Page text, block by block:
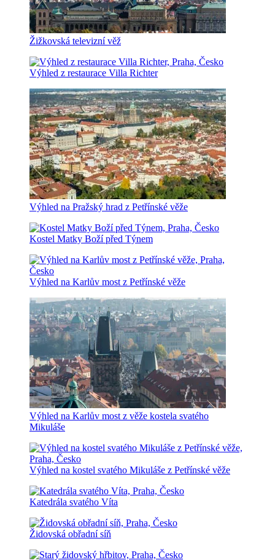
Žižkovská televizní věž
Výhled z restaurace Villa Richter
Výhled na Pražský hrad z Petřínské věže
Kostel Matky Boží před Týnem
Výhled na Karlův most z Petřínské věže
Výhled na Karlův most z věže kostela svatého
Mikuláše
Výhled na kostel svatého Mikuláše z Petřínské věže
Katedrála svatého Víta
Židovská obřadní síň